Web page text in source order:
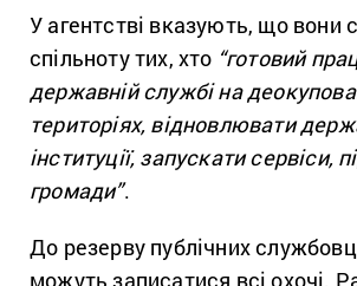
У агентстві вказують, що вони
спільноту тих, хто “готовий
державній службі на
територіях, відновлювати
інституції, запускати сервіси,
громади”.
До резерву публічних
можуть записатися всі охочі.